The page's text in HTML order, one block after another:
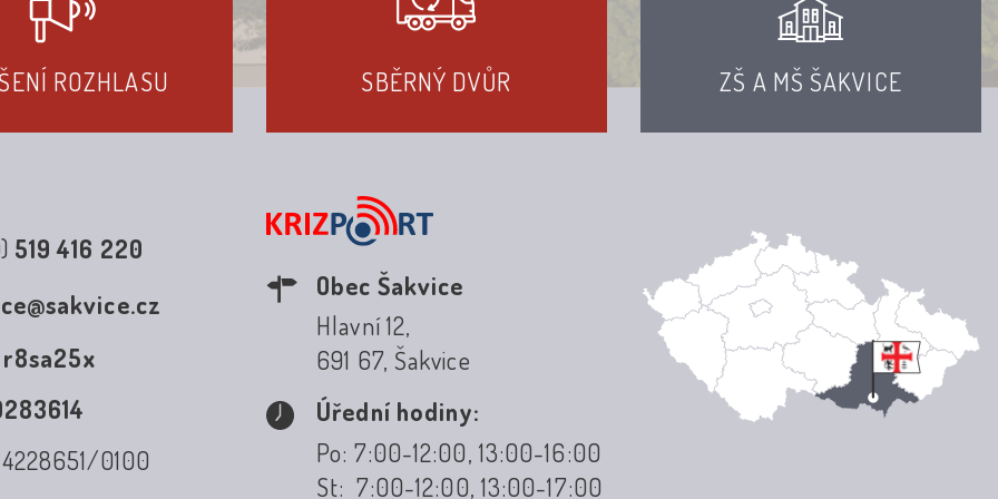
ROZHLASU SBĚRNÝ DVŮR ZŠ A MŠ ŠAKVICE
519 416 220
r8sa25x
0100
Obec Šakvice
Hlavní 12,
691 67, Šakvice
Úřední hodiny:
Po: 7:00-12:00, 13:00-16:00
St: 7:00-12:00, 13:00-17:00